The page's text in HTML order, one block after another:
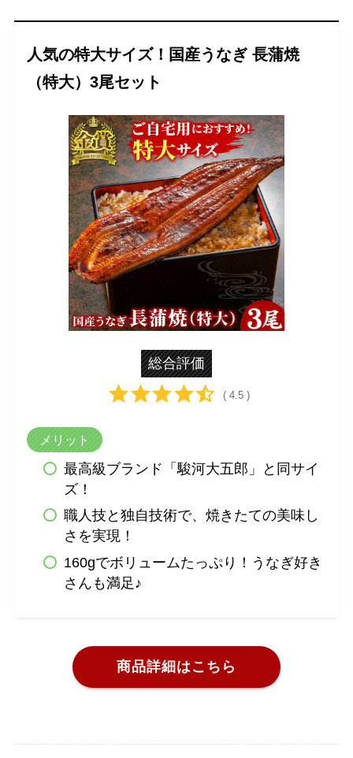
人気の特大サイズ！国産うなぎ 長蒲焼
（特大）3尾セット
総合評価
( 4.5 )
メリット
最高級ブランド「駿河大五郎」と同サイ
ズ！
職人技と独自技術で、焼きたての美味し
さを実現！
160gでボリュームたっぷり！うなぎ好き
さんも満足♪
商品詳細はこちら